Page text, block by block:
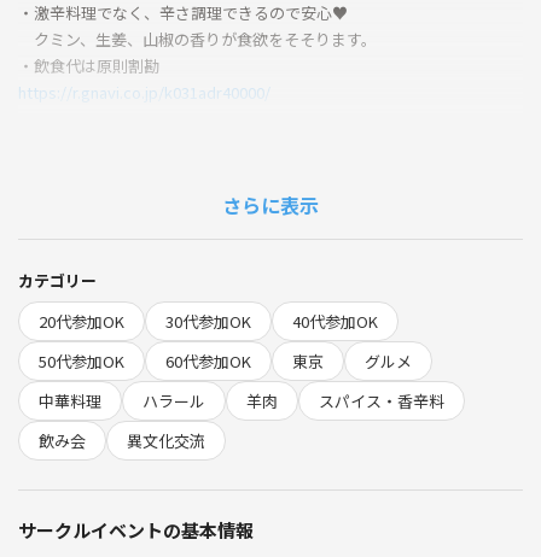
・激辛料理でなく、辛さ調理できるので安心♥
クミン、生姜、山椒の香りが食欲をそそります。
・飲食代は原則割勘
https://r.gnavi.co.jp/k031adr40000/
🐑よくある質問
・主催者は中国や宗教に関心の深い人？
おいしいものに関心が深い日本人です🍙
食事を通じて異文化に興味を持つタイプです。
・年齢性別制限ある？
どなたでもお越しください
・コンセプトが鮮明な店だから、口に合わなかったらどうしよ。。
街中華メニュー（エビチリ、餃子）もあるのでご安心を！
こういった方は再考を💦
さらに表示
カテゴリー
20代参加OK
30代参加OK
40代参加OK
50代参加OK
60代参加OK 東京
グルメ
中華料理
ハラール 羊肉
スパイス・香辛料
飲み会
異文化交流
サークルイベントの基本情報